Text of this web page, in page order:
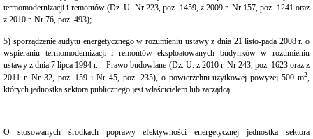
prawnej
Raport
stanie
Gminy
Damnica
Strategia
rozwoju
Danych
termomodernizacji i remontów (Dz. U. Nr 223, poz. 1459, z 2009 r. Nr 157, poz. 1241 oraz
z 2010 r. Nr 76, poz. 493);
5) sporządzenie audytu energetycznego w rozumieniu ustawy z dnia 21 listo-pada 2008 r. o
wspieraniu termomodernizacji i remontów eksploatowanych budynków w rozumieniu
ustawy z dnia 7 lipca 1994 r. – Prawo budowlane (Dz. U. z 2010 r. Nr 243, poz. 1623 oraz z
2011 r. Nr 32, poz. 159 i Nr 45, poz. 235), o powierzchni użytkowej powyżej 500 m2,
których jednostka sektora publicznego jest właścicielem lub zarządcą.
O stosowanych środkach poprawy efektywności energetycznej jednostka sektora